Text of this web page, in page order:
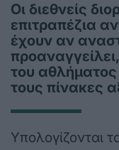
Οι διεθνείς
επιτραπέζια
έχουν αν
του
τους πίνακες
Υπολογίζονται